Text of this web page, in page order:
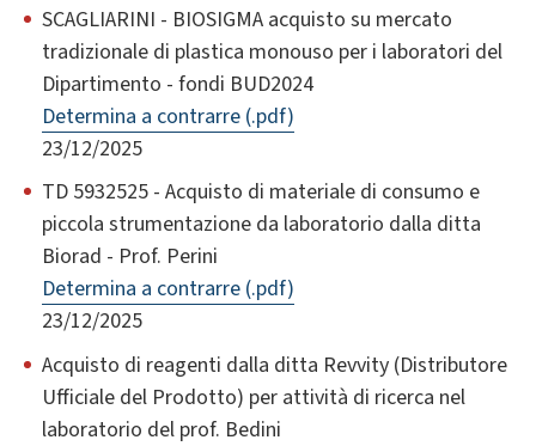
SCAGLIARINI - BIOSIGMA acquisto su mercato
tradizionale di plastica monouso per i laboratori del
Dipartimento - fondi BUD2024
Determina a contrarre (.pdf)
23/12/2025
TD 5932525 - Acquisto di materiale di consumo e
piccola strumentazione da laboratorio dalla ditta
Biorad - Prof. Perini
Determina a contrarre (.pdf)
23/12/2025
Acquisto di reagenti dalla ditta Revvity (Distributore
Ufficiale del Prodotto) per attività di ricerca nel
laboratorio del prof. Bedini